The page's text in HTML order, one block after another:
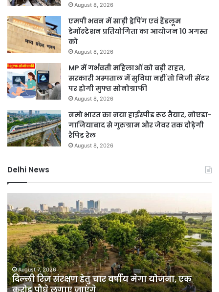
August 8, 2026
एमपी भवन में साड़ी ड्रेपिंग एवं हैंडलूम
डेमोंस्ट्रेशन प्रतियोगिता का आयोजन 10 अगस्त
को
August 8, 2026
MP में गर्भवती महिलाओं को बड़ी राहत,
सरकारी अस्पताल में सुविधा नहीं तो निजी सेंटर
पर होगी मुफ्त सोनोग्राफी
August 8, 2026
नमो भारत का नया हाईस्पीड रूट तैयार, नोएडा-
गाजियाबाद से गुरुग्राम और जेवर तक दौड़ेगी
रैपिड रेल
August 8, 2026
Delhi News
रिज
संरक्षण
हेतु
चार
वर्षीय
मेगा
योजना,
एक
करोड़
August 7, 2026
दिल्ली रिज संरक्षण हेतु चार वर्षीय मेगा योजना, एक
करोड़ पौधे लगाए जाएंगे
का
नया
रूट
से